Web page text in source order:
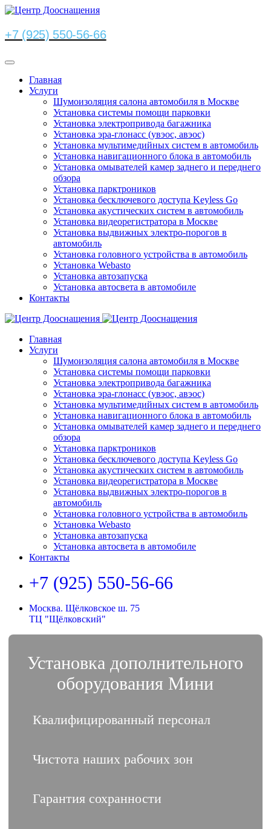
+7 (925) 550-56-66
Главная
Услуги
Шумоизоляция салона автомобиля в Москве
Установка системы помощи парковки
Установка электропривода багажника
Установка эра-глонасс (увэос, авэос)
Установка мультимедийных систем в автомобиль
Установка навигационного блока в автомобиль
Установка омывателей камер заднего и переднего
обзора
Установка парктроников
Установка бесключевого доступа Keyless Go
Установка акустических систем в автомобиль
Установка видеорегистратора в Москве
Установка выдвижных электро-порогов в
автомобиль
Установка головного устройства в автомобиль
Установка Webasto
Установка автозапуска
Установка автосвета в автомобиле
Контакты
Главная
Услуги
Шумоизоляция салона автомобиля в Москве
Установка системы помощи парковки
Установка электропривода багажника
Установка эра-глонасс (увэос, авэос)
Установка мультимедийных систем в автомобиль
Установка навигационного блока в автомобиль
Установка омывателей камер заднего и переднего
обзора
Установка парктроников
Установка бесключевого доступа Keyless Go
Установка акустических систем в автомобиль
Установка видеорегистратора в Москве
Установка выдвижных электро-порогов в
автомобиль
Установка головного устройства в автомобиль
Установка Webasto
Установка автозапуска
Установка автосвета в автомобиле
Контакты
+7 (925) 550-56-66
Москва. Щёлковское ш. 75
ТЦ "Щёлковский"
Установка дополнительного
оборудования Мини
Квалифицированный персонал
Чистота наших рабочих зон
Гарантия сохранности